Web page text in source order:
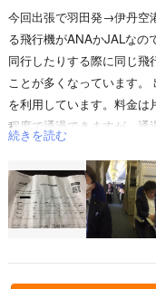
今回出張で羽田発→伊丹空
る飛行機がANAかJALなの
同行したりする際に同じ
ことが多くなっています
を利用しています。料金は
程度で通過できますが、通
は優先レーンを使用してい
第2ターミナルの保安検査
用しますが、朝早い時間
能です。今回は12時の飛行
人が利用しているため、出
続きを読む